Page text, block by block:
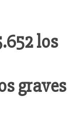
los
graves